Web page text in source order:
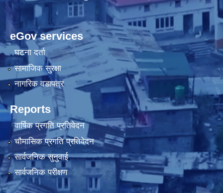
eGov services
घटना दर्ता
सामाजिक सुरक्षा
नागरिक वडापत्र
Reports
वार्षिक प्रगति प्रतिवेदन
चौमासिक प्रगति प्रतिवेदन
सार्वजनिक सुनुवाई
सार्वजनिक परीक्षण